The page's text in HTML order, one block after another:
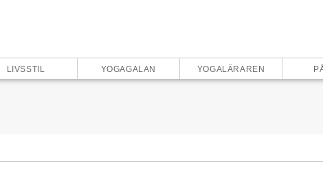
LIVSSTIL YOGAGALAN YOGALÄRAREN